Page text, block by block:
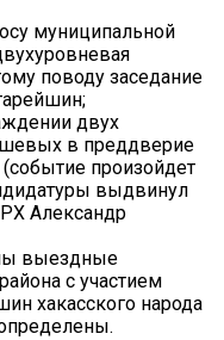
муниципальной
поводу заседание
двух
в преддверие
произойдет
выдвинул
Александр
выездные
с участием
хакасского народа